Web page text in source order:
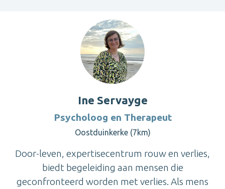
Ine Servayge
Psycholoog en Therapeut
Oostduinkerke (7km)
Door-leven, expertisecentrum rouw en verlies,
biedt begeleiding aan mensen die
geconfronteerd worden met verlies. Als mens